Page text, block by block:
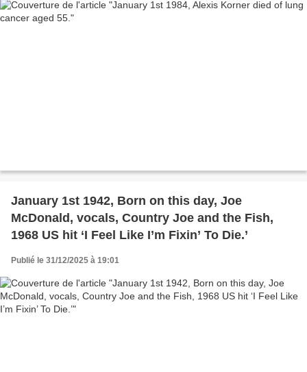
January 1st 1942, Born on this day, Joe
McDonald, vocals, Country Joe and the Fish,
1968 US hit ‘I Feel Like I’m Fixin’ To Die.’
Publié le 31/12/2025 à 19:01